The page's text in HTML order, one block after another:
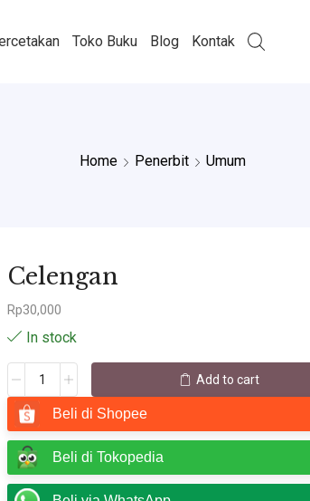
Toko Buku Blog Kontak
Home Penerbit Umum
Celengan
Rp30,000
In stock
Add to cart
Beli di Shopee
Beli di Tokopedia